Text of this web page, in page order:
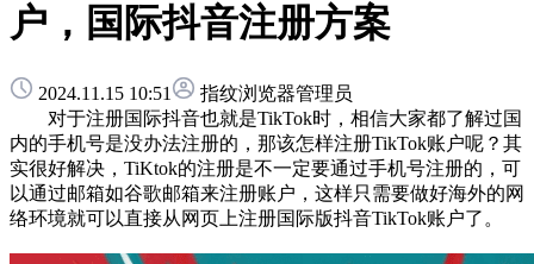
户，国际抖音注册方案
2024.11.15 10:51
指纹浏览器管理员
对于注册国际抖音也就是TikTok时，相信大家都了解过国
内的手机号是没办法注册的，那该怎样注册TikTok账户呢？其
实很好解决，TiKtok的注册是不一定要通过手机号注册的，可
以通过邮箱如谷歌邮箱来注册账户，这样只需要做好海外的网
络环境就可以直接从网页上注册国际版抖音TikTok账户了。